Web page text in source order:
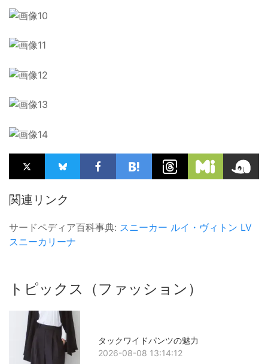
関連リンク
サードペディア百科事典: スニーカー ルイ・ヴィトン LV
スニーカリーナ
トピックス（ファッション）
タックワイドパンツの魅力
2026-08-08 13:14:12